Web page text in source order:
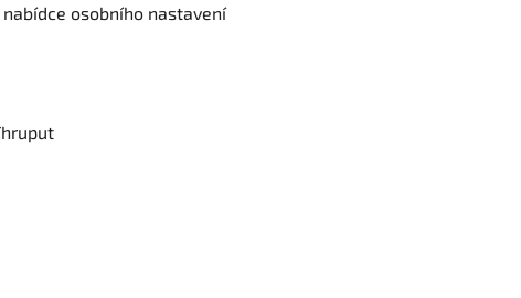
osobního nastavení